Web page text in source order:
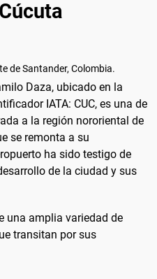
de Santander, Colombia.
Daza, ubicado en la
IATA: CUC, es una de
a la región nororiental de
se remonta a su
ha sido testigo de
de la ciudad y sus
una amplia variedad de
transitan por sus